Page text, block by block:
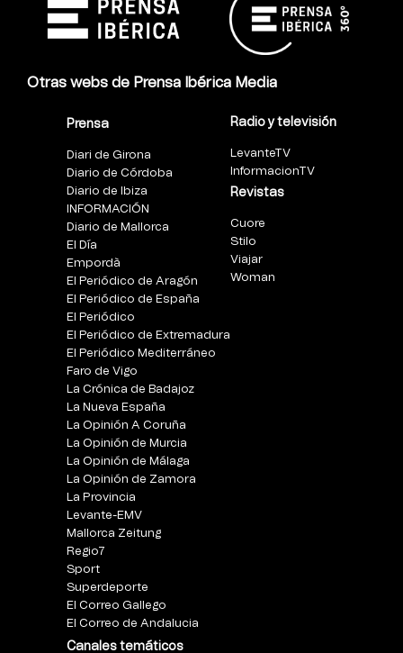
Otras webs de Prensa Ibérica Media
Prensa
Diari de Girona
Diario de Córdoba
Diario de Ibiza
INFORMACIÓN
Diario de Mallorca
El Día
Empordà
El Periódico de Aragón
El Periódico de España
El Periódico
El Periódico de Extremadura
El Periódico Mediterráneo
Faro de Vigo
La Crónica de Badajoz
La Nueva España
La Opinión A Coruña
La Opinión de Murcia
La Opinión de Málaga
La Opinión de Zamora
La Provincia
Levante-EMV
Mallorca Zeitung
Regio7
Sport
Superdeporte
El Correo Gallego
El Correo de Andalucia
Canales temáticos
Radio y televisión
LevanteTV
InformacionTV
Revistas
Cuore
Stilo
Viajar
Woman